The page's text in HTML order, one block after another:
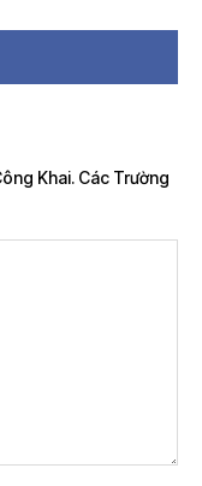
Khai. Các Trường